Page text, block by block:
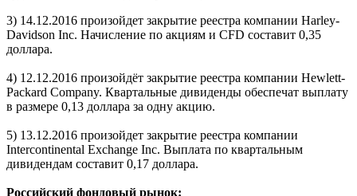
3) 14.12.2016 произойдет закрытие реестра компании Harley-
Davidson Inc. Начисление по акциям и CFD составит 0,35
доллара.
4) 12.12.2016 произойдёт закрытие реестра компании Hewlett-
Packard Company. Квартальные дивиденды обеспечат выплату
в размере 0,13 доллара за одну акцию.
5) 13.12.2016 произойдет закрытие реестра компании
Intercontinental Exchange Inc. Выплата по квартальным
дивидендам составит 0,17 доллара.
Российский фондовый рынок: